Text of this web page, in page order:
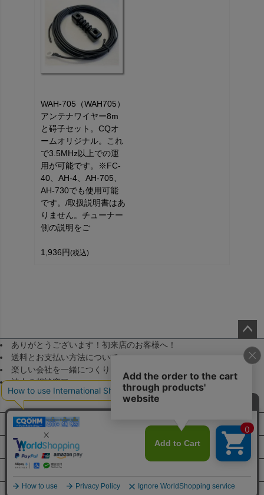
WAH-705（WAH705）
アンテナワイヤー8m
と碍子セット。CQオ
ームオリジナル。これ
で3.5MHz以上での運
用が可能です。※FC-
40、AH-4、AH-705、
AH-730でも使用可能
です。/取扱説明書はあ
りません。チューナー
側の説明をご
1,936円(税込)
ペー
ジト
ありがとうございます！初来店のお客様へ！
送料とお支払い方法について
楽しい会社を一緒につくりませんか！（採用）
法人の相談窓口
メールマガジン登録
FAQ・お問い合わせ
特定商取引法に基づく表示
個人情報の取扱